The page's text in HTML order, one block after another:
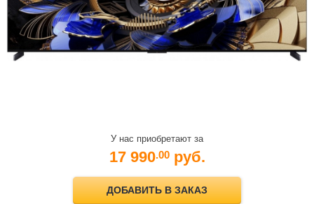
У нас приобретают за
17 990.00 руб.
ДОБАВИТЬ В ЗАКАЗ